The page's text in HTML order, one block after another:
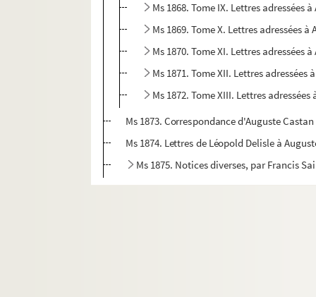
Ms 1868. Tome IX. Lettres adressées
Ms 1869. Tome X. Lettres adressées
Ms 1870. Tome XI. Lettres adressées
Ms 1871. Tome XII. Lettres adressées
Ms 1872. Tome XIII. Lettres
Ms 1873. Correspondance d'Auguste
Ms 1874. Lettres de Léopold Delisle à
Ms 1875. Notices diverses, par Francis